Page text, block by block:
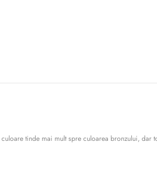
tinde mai mult spre culoarea bronzului, dar